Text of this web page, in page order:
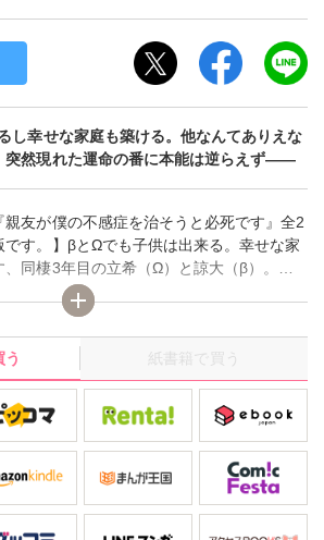
し幸せな家庭も築ける。他なんてありえな
突然現れた運命の番に本能は逆らえず――
親友が僕の不感症を治そうと必死です』全2
です。】βとΩでも子供は出来る。幸せな家
同棲3年目の立希（Ω）と諒大（β）。そ
いた幸せ絶頂の中、立希の前にαの沖島が
ものを感じた瞬間、立希はヒートに襲わ
沖島の出現に、崩壊していく立希と諒大
も心から愛した人と共に生きたいと願うけ
聞いてくれなくて――。「運命」が引き裂
ラブ
紙書籍で買う